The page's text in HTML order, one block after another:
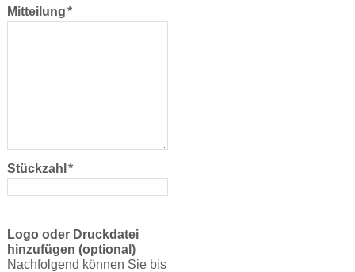
Mitteilung*
Stückzahl *
Logo oder Druckdatei
hinzufügen (optional)
Nachfolgend können Sie bis